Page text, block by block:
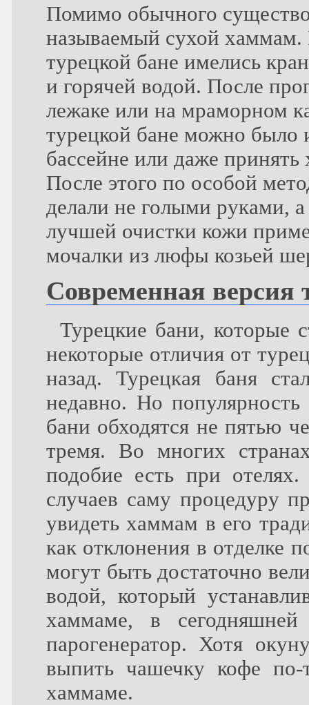
Помимо обычного
называемый сухой хаммам.
турецкой бане имелись
и горячей водой. После
лежаке или на мраморном
турецкой бане можно было
бассейне или даже
После этого по особой
делали не голыми руками,
лучшей очистки кожи
мочалки из люфы козьей
Современная версия
Турецкие бани, которые
некоторые отличия от
назад. Турецкая баня
недавно. Но
бани обходятся не пятью
тремя. Во многих
подобие есть при
случаев саму процедуру
увидеть хаммам в его
как отклонения в отделке
могут быть достаточно
водой, который
хаммаме, в
парогенератор. Хотя
выпить чашечку кофе
хаммаме.